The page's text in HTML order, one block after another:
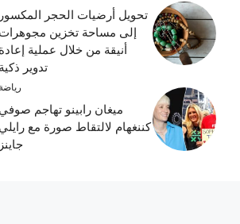
تحويل أرضيات الحجر المكسور
إلى مساحة تخزين مجوهرات
أنيقة من خلال عملية إعادة
تدوير ذكية
رياضة
ميغان رابينو تهاجم صوفي
كننغهام لالتقاط صورة مع رايلي
جاينز